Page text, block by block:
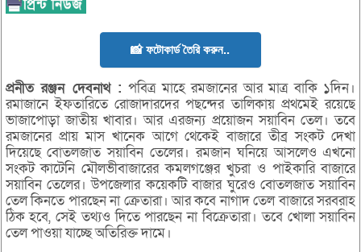
📸 ফটোকার্ড তৈরি করুন..
প্রনীতরঞ্জন দেবনাথ : পবিত্র মাহে রমজানের আর মাত্র বাকি ১দিন।
রমাজানে ইফতারিতে রোজাদারদের পছন্দের তালিকায় প্রথমেই রয়েছে
ভাজাপোড়া জাতীয় খাবার। আর এরজন্য প্রয়োজন সয়াবিন তেল। তবে
রমজানের প্রায় মাস খানেক আগে থেকেই বাজারে তীব্র সংকট দেখা
দিয়েছে বোতলজাত সয়াবিন তেলের। রমজান ঘনিয়ে আসলেও এখনো
সংকট কাটেনি মৌলভীবাজারের কমলগঞ্জের খুচরা ও পাইকারি বাজারে
সয়াবিন তেলের। উপজেলার কয়েকটি বাজার ঘুরেও বোতলজাত সয়াবিন
তেল কিনতে পারছেন না ক্রেতারা। আর কবে নাগাদ তেল বাজারে সরবরাহ
ঠিক হবে, সেই তথ্যও দিতে পারছেন না বিক্রেতারা। তবে খোলা সয়াবিন
তেল পাওয়া যাচ্ছে অতিরিক্ত দামে।